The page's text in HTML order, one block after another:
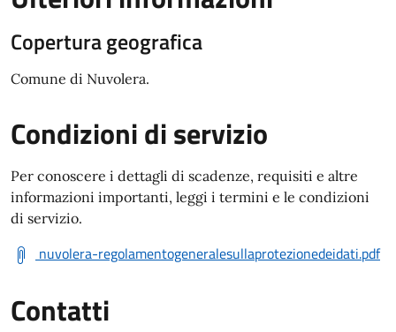
Copertura geografica
Comune di Nuvolera.
Condizioni di servizio
Per conoscere i dettagli di scadenze, requisiti e altre
informazioni importanti, leggi i termini e le condizioni
di servizio.
nuvolera-regolamentogeneralesullaprotezionedeidati.pdf
Contatti